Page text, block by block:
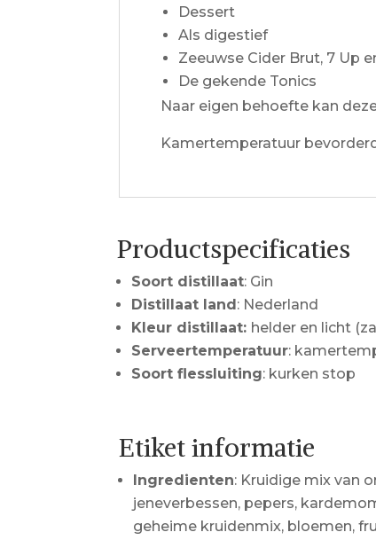
Dessert
Als digestief
Zeeuwse Cider Brut, 7 Up
De gekende Tonics
Naar eigen behoefte kan
Kamertemperatuur
Productspecificaties
Soort distillaat: Gin
Distillaat land : Nederland
Kleur distillaat: helder en licht
Serveertemperatuur:
Soort flessluiting: kurken stop
Etiket informatie
Ingredienten: Kruidige mix van
jeneverbessen, pepers,
geheime kruidenmix, bloemen,